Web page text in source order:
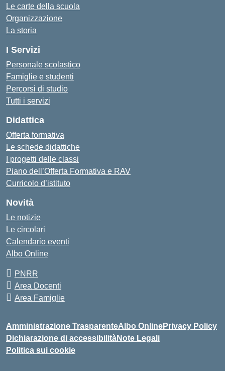
Le carte della scuola
Organizzazione
La storia
I Servizi
Personale scolastico
Famiglie e studenti
Percorsi di studio
Tutti i servizi
Didattica
Offerta formativa
Le schede didattiche
I progetti delle classi
Piano dell’Offerta Formativa e RAV
Curricolo d’istituto
Novità
Le notizie
Le circolari
Calendario eventi
Albo Online
PNRR
Area Docenti
Area Famiglie
Amministrazione TrasparenteAlbo OnlinePrivacy Policy
Dichiarazione di accessibilitàNote Legali
Politica sui cookie